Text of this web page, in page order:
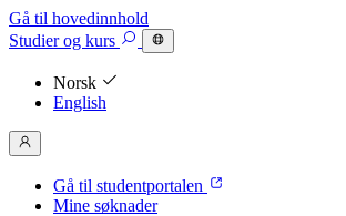
Gå til hovedinnhold
Studierog kurs
Norsk
English
Gå til studentportalen
Mine søknader